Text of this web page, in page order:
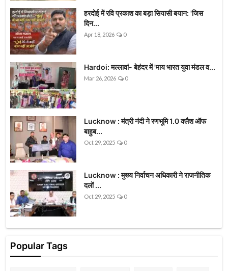
हरदोई में रवि प्रकाश का बड़ा सियासी बयान: 'जिस
दिन...
Apr 18, 2026 0
Hardoi: मल्लावां- बेहंदर में 'माय भारत युवा मंडल व...
Mar 26, 2026 0
Lucknow : मंत्री नंदी ने रणभूमि 1.0 क्लैश ऑफ
बाहुब...
Oct 29, 2025 0
Lucknow : मुख्य निर्वाचन अधिकारी ने राजनीतिक
दलों ...
Oct 29, 2025 0
Popular Tags